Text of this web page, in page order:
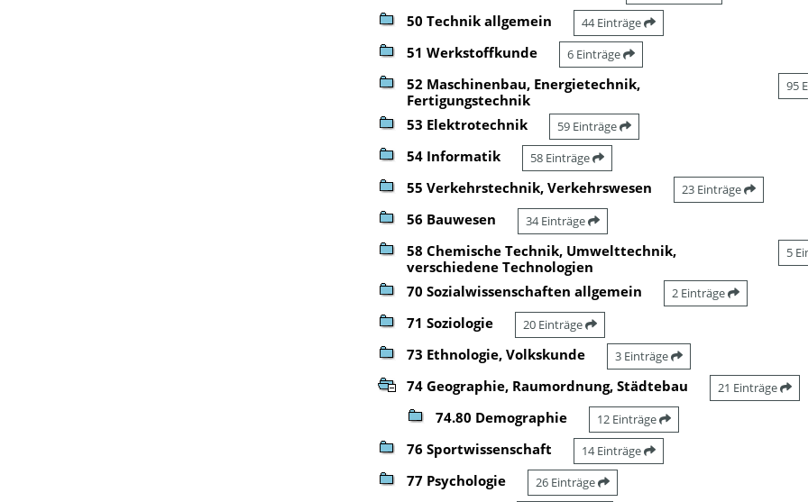
50 Technik allgemein 44 Einträge
51 Werkstoffkunde 6 Einträge
52 Maschinenbau, Energietechnik,
Fertigungstechnik
95
53 Elektrotechnik 59 Einträge
54 Informatik 58 Einträge
55 Verkehrstechnik, Verkehrswesen 23 Einträge
56 Bauwesen 34 Einträge
58 Chemische Technik, Umwelttechnik,
verschiedene Technologien
5
70 Sozialwissenschaften allgemein 2 Einträge
71 Soziologie 20 Einträge
73 Ethnologie, Volkskunde 3 Einträge
74 Geographie, Raumordnung, Städtebau 21 Einträge
74.80 Demographie 12 Einträge
76 Sportwissenschaft 14 Einträge
77 Psychologie 26 Einträge